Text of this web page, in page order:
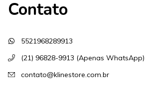
Contato
5521968289913
(21) 96828-9913 (Apenas WhatsApp)
contato@klinestore.com.br